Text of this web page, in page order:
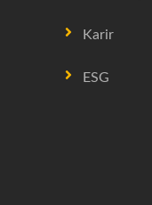
Karir
ESG